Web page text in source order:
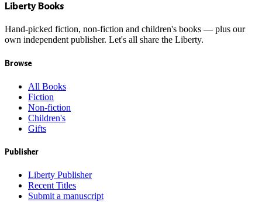
Liberty Books
Hand-picked fiction, non-fiction and children's books — plus our
own independent publisher. Let's all share the Liberty.
Browse
All Books
Fiction
Non-fiction
Children's
Gifts
Publisher
Liberty Publisher
Recent Titles
Submit a manuscript